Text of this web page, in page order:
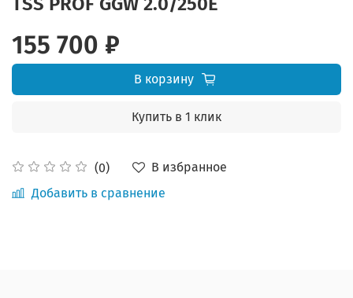
(0)
В избранное
Добавить в сравнение
155 700 ₽
В корзину
Купить в 1 клик